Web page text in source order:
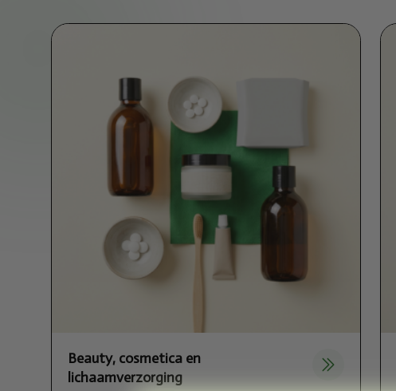
Beauty, cosmetica en
lichaamverzorging